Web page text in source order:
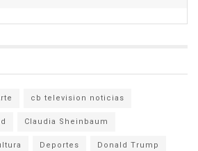
cb television noticias
Claudia Sheinbaum
Deportes Donald Trump